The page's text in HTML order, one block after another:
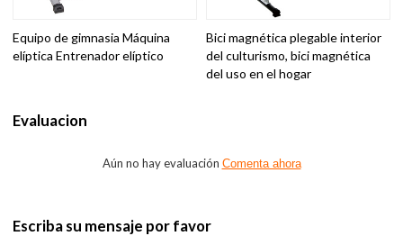
Equipo de gimnasia Máquina
elíptica Entrenador elíptico
Bici magnética plegable interior
del culturismo, bici magnética
del uso en el hogar
Evaluacion
Aún no hay evaluación Comenta ahora
Escriba su mensaje por favor